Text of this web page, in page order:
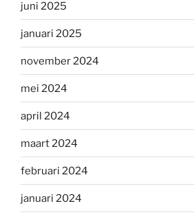
juni 2025
januari 2025
november 2024
mei 2024
april 2024
maart 2024
februari 2024
januari 2024